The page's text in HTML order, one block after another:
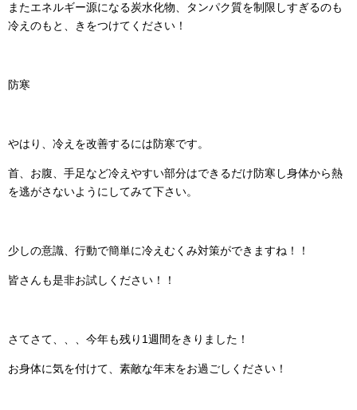
またエネルギー源になる炭水化物、タンパク質を制限しすぎるのも
冷えのもと、きをつけてください！
防寒
やはり、冷えを改善するには防寒です。
首、お腹、手足など冷えやすい部分はできるだけ防寒し身体から熱
を逃がさないようにしてみて下さい。
少しの意識、行動で簡単に冷えむくみ対策ができますね！！
皆さんも是非お試しください！！
さてさて、、、今年も残り1週間をきりました！
お身体に気を付けて、素敵な年末をお過ごしください！